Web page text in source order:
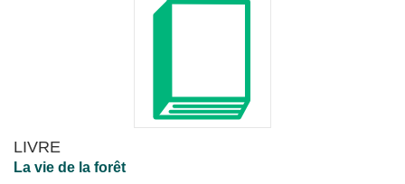
LIVRE
La vie de la forêt